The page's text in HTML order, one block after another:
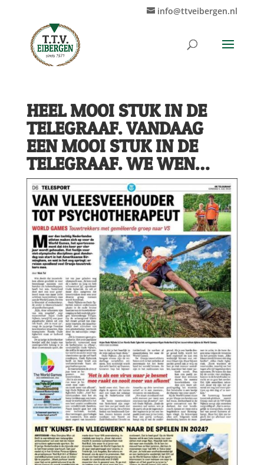
info@ttveibergen.nl
HEEL MOOI STUK IN DE
TELEGRAAF. VANDAAG
EEN MOOI STUK IN DE
TELEGRAAF. WE WEN…